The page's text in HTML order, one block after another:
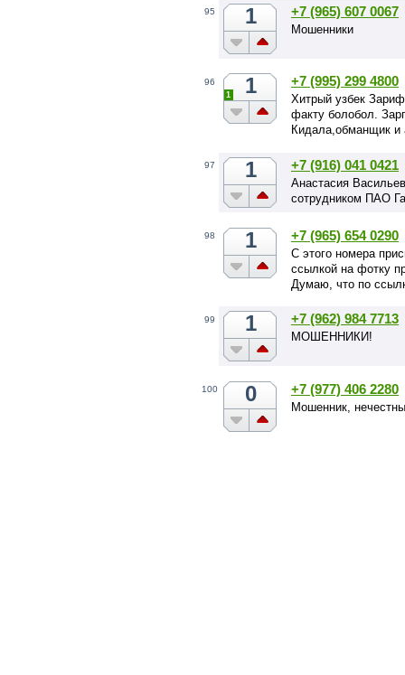
95 1 +7 (965) 607 0067
Мошенники
96 1
1
+7 (995) 299 4800
Хитрый узбек
факту болобол.
Кидала,обманщик и
97 1 +7 (916) 041 0421
Анастасия
сотрудником ПАО
98 1 +7 (965) 654 0290
С этого номера
ссылкой на фотку
Думаю, что по
99 1 +7 (962) 984 7713
МОШЕННИКИ!
100 0 +7 (977) 406 2280
Мошенник,